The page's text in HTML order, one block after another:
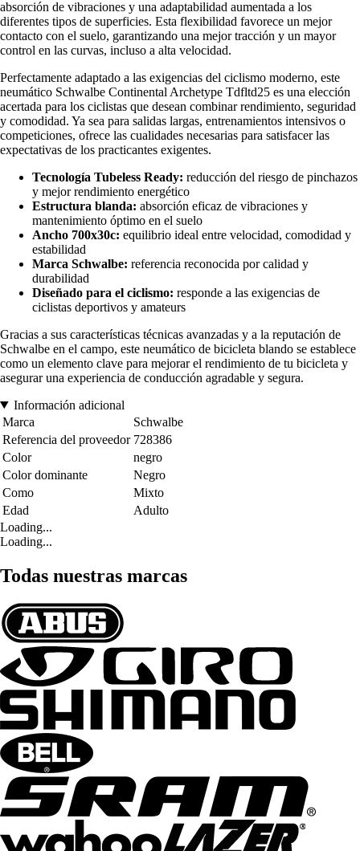
absorción de vibraciones y una adaptabilidad aumentada a los
diferentes tipos de superficies. Esta flexibilidad favorece un mejor
contacto con el suelo, garantizando una mejor tracción y un mayor
control en las curvas, incluso a alta velocidad.
Perfectamente adaptado a las exigencias del ciclismo moderno, este
neumático Schwalbe Continental Archetype Tdfltd25 es una elección
acertada para los ciclistas que desean combinar rendimiento, seguridad
y comodidad. Ya sea para salidas largas, entrenamientos intensivos o
competiciones, ofrece las cualidades necesarias para satisfacer las
expectativas de los practicantes exigentes.
Tecnología Tubeless Ready: reducción del riesgo de pinchazos
y mejor rendimiento energético
Estructura blanda: absorción eficaz de vibraciones y
mantenimiento óptimo en el suelo
Ancho 700x30c: equilibrio ideal entre velocidad, comodidad y
estabilidad
Marca Schwalbe: referencia reconocida por calidad y
durabilidad
Diseñado para el ciclismo: responde a las exigencias de
ciclistas deportivos y amateurs
Gracias a sus características técnicas avanzadas y a la reputación de
Schwalbe en el campo, este neumático de bicicleta blando se establece
como un elemento clave para mejorar el rendimiento de tu bicicleta y
asegurar una experiencia de conducción agradable y segura.
Información adicional
Marca
Schwalbe
Referencia del proveedor 728386
Color
negro
Color dominante
Negro
Como
Mixto
Edad
Adulto
Loading...
Loading...
Todas nuestras marcas